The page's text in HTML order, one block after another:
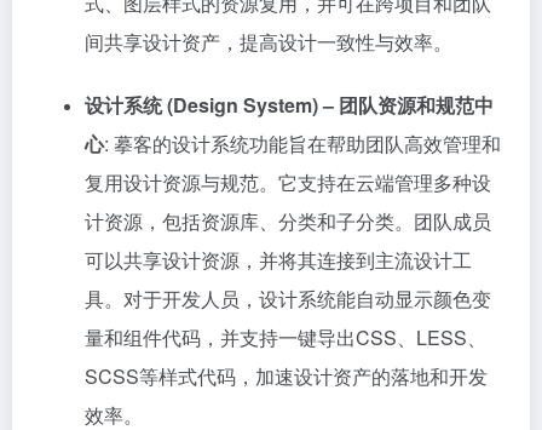
间共享设计资产，提高设计一致性与效率。
设计系统 (Design System) – 团队资源和规范中
心: 摹客的设计系统功能旨在帮助团队高效管理和
复用设计资源与规范。它支持在云端管理多种设
计资源，包括资源库、分类和子分类。团队成员
可以共享设计资源，并将其连接到主流设计工
具。对于开发人员，设计系统能自动显示颜色变
量和组件代码，并支持一键导出CSS、LESS、
SCSS等样式代码，加速设计资产的落地和开发
效率。